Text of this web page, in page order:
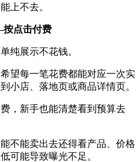
上不去。
点击付费
纯展示不花钱。
望每一笔花费都能对应一次实
小店、落地页或商品详情页。
，新手也能清楚看到预算去
不能卖出去还得看产品、价格
可能导致曝光不足。